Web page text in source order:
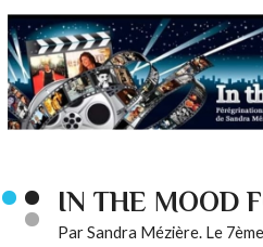
IN THE MOOD
Par Sandra Mézière. Le